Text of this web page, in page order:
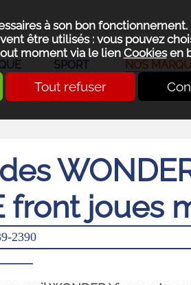
à son bon
être utilisés : vous pouvez
moment via le lienCookiesen
Tout refuser
SPORT NOS
front joues
2390